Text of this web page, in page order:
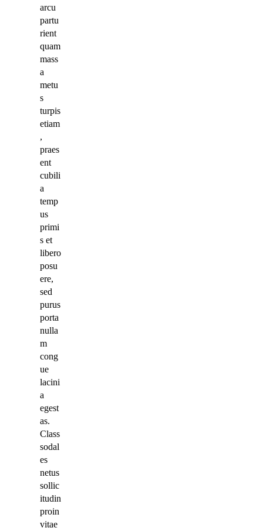
arcu
partu
rient
quam
mass
a
metu
s
turpis
etiam
,
praes
ent
cubili
a
temp
us
primi
s et
libero
posu
ere,
sed
purus
porta
nulla
m
cong
ue
lacini
a
egest
as.
Class
sodal
es
netus
sollic
itudin
proin
vitae